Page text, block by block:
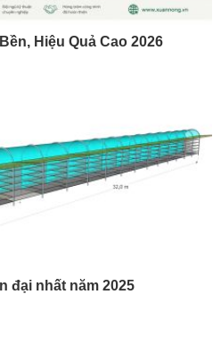
Hiệu Quả Cao 2026
đại nhất năm 2025